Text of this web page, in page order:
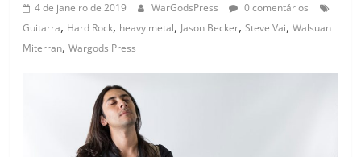
4 de janeiro de 2019 WarGodsPress
0 comentários
Guitarra, Hard Rock, heavy metal, Jason Becker,Steve Vai,Walsuan
Miterran,Wargods Press